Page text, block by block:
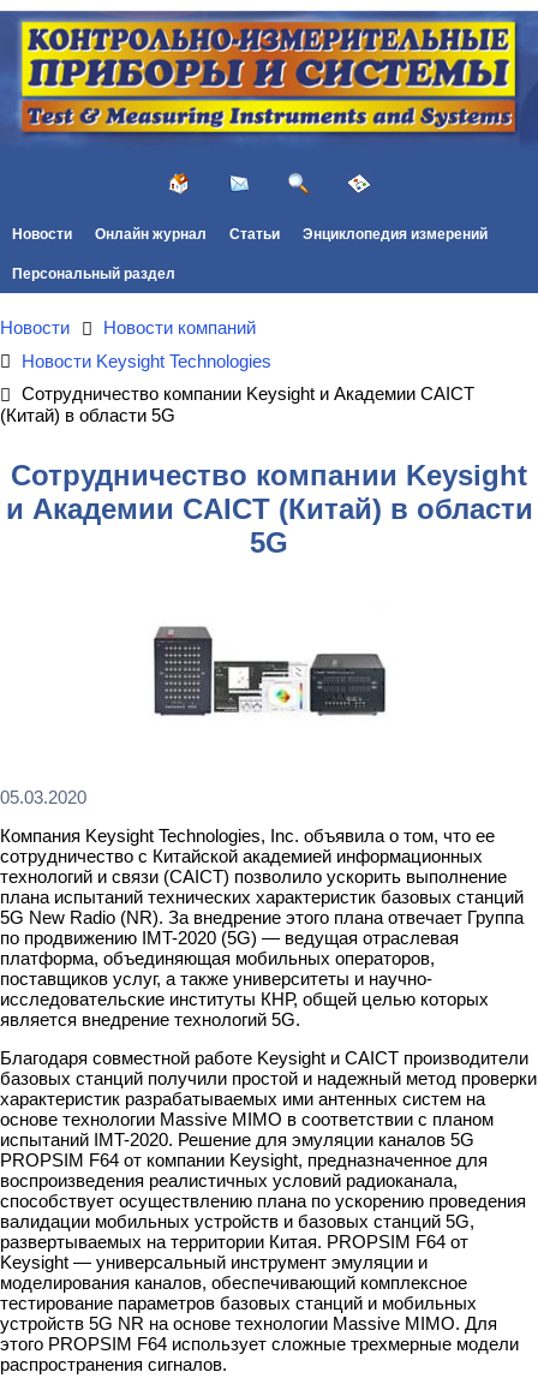
Новости Онлайн журнал Статьи Энциклопедия измерений
Персональный раздел
Новости
Новости компаний
Новости Keysight Technologies
Сотрудничество компании Keysight и Академии CAICT
(Китай) в области 5G
Сотрудничество компании Keysight
и Академии CAICT (Китай) в области
5G
05.03.2020
Компания Keysight Technologies, Inc. объявила о том, что ее
сотрудничество с Китайской академией информационных
технологий и связи (CAICT) позволило ускорить выполнение
плана испытаний технических характеристик базовых станций
5G New Radio (NR). За внедрение этого плана отвечает Группа
по продвижению IMT-2020 (5G) — ведущая отраслевая
платформа, объединяющая мобильных операторов,
поставщиков услуг, а также университеты и научно-
исследовательские институты КНР, общей целью которых
является внедрение технологий 5G.
Благодаря совместной работе Keysight и CAICT производители
базовых станций получили простой и надежный метод проверки
характеристик разрабатываемых ими антенных систем на
основе технологии Massive MIMO в соответствии с планом
испытаний IMT-2020. Решение для эмуляции каналов 5G
PROPSIM F64 от компании Keysight, предназначенное для
воспроизведения реалистичных условий радиоканала,
способствует осуществлению плана по ускорению проведения
валидации мобильных устройств и базовых станций 5G,
развертываемых на территории Китая. PROPSIM F64 от
Keysight — универсальный инструмент эмуляции и
моделирования каналов, обеспечивающий комплексное
тестирование параметров базовых станций и мобильных
устройств 5G NR на основе технологии Massive MIMO. Для
этого PROPSIM F64 использует сложные трехмерные модели
распространения сигналов.